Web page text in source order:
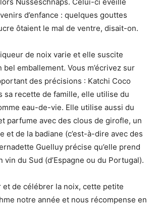
Nùsseschnaps. Celui-ci éveille
d’enfance : quelques gouttes
ôtaient le mal de ventre, disait-on.
de noix varie et elle suscite
emballement. Vous m’écrivez sur
des précisions : Katchi Coco
sa recette de famille, elle utilise du
eau-de-vie. Elle utilise aussi du
parfume avec des clous de girofle, un
et de la badiane (c’est-à-dire avec des
Guelluy précise qu’elle prend
du Sud (d’Espagne ou du Portugal).
et de célébrer la noix, cette petite
notre année et nous récompense en